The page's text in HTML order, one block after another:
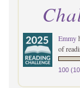
Emmy
of
100